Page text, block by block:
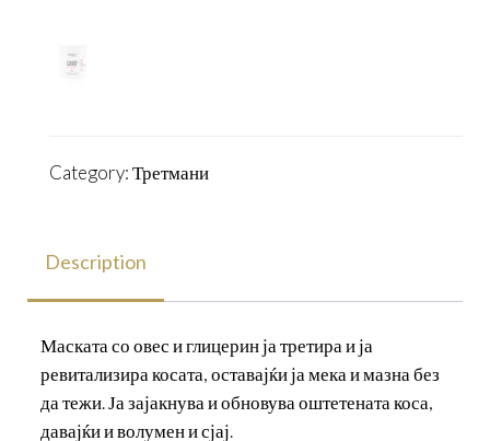
Category:Третмани
Description
Маската со овес и глицерин ја третира и ја
ревитализира косата, оставајќи ја мека и мазна без
да тежи. Ја зајакнува и обновува оштетената коса,
давајќи и волумен и сјај.